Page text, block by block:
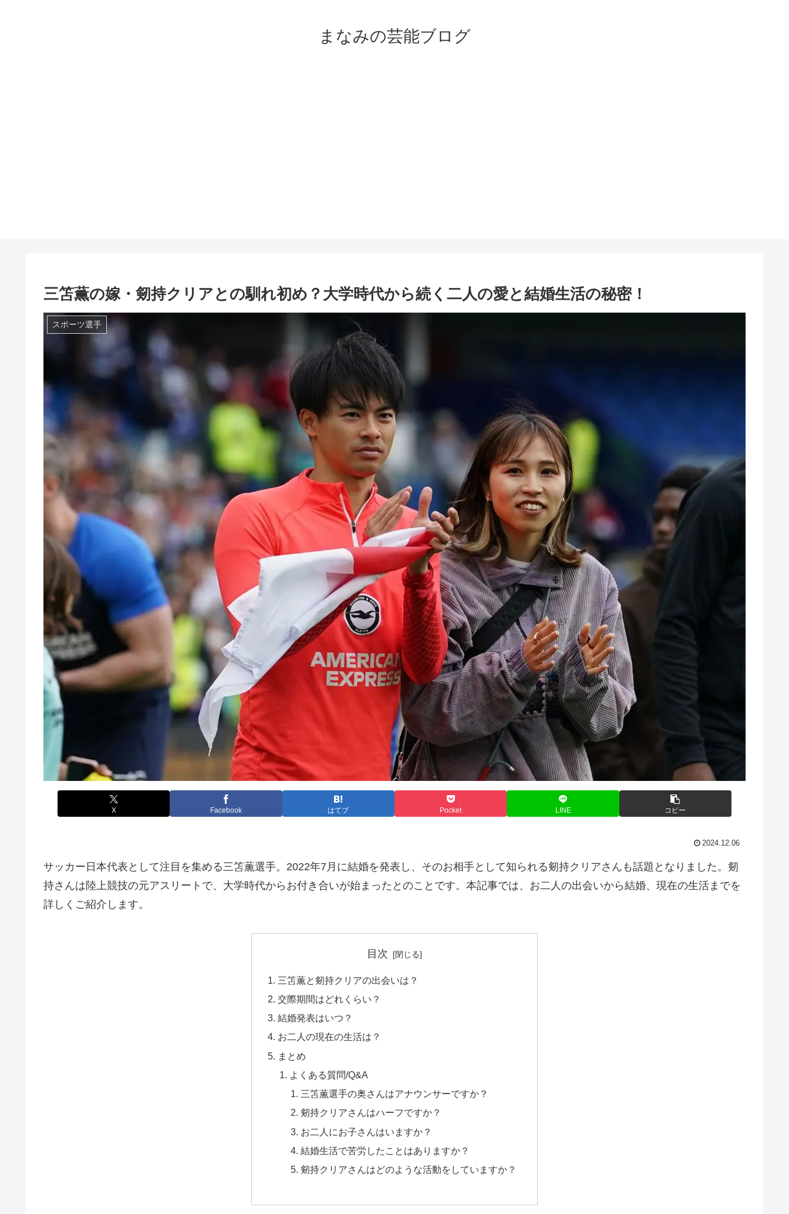
まなみの芸能ブログ
三笘薫の嫁・剱持クリアとの馴れ初め？大学時代から続く二人の愛と結婚生活の秘密！
スポーツ選手
X Facebook はてブ Pocket LINE コピー
2024.12.06
サッカー日本代表として注目を集める三笘薫選手。2022年7月に結婚を発表し、そのお相手として知られる剱持クリアさんも話題となりました。剱
持さんは陸上競技の元アスリートで、大学時代からお付き合いが始まったとのことです。本記事では、お二人の出会いから結婚、現在の生活までを
詳しくご紹介します。
目次
三笘薫と剱持クリアの出会いは？
交際期間はどれくらい？
結婚発表はいつ？
お二人の現在の生活は？
まとめ
よくある質問/Q&A
三笘薫選手の奥さんはアナウンサーですか？
剱持クリアさんはハーフですか？
お二人にお子さんはいますか？
結婚生活で苦労したことはありますか？
剱持クリアさんはどのような活動をしていますか？